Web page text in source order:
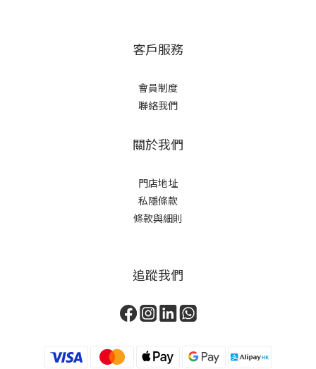
客戶服務
會員制度
聯絡我們
關於我們
門店地址
私隱條款
條款與細則
追蹤我們